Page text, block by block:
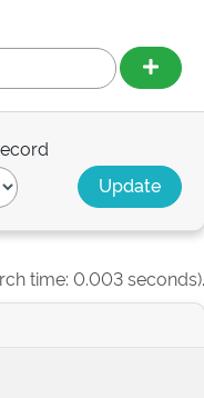
time: 0.003 seconds).